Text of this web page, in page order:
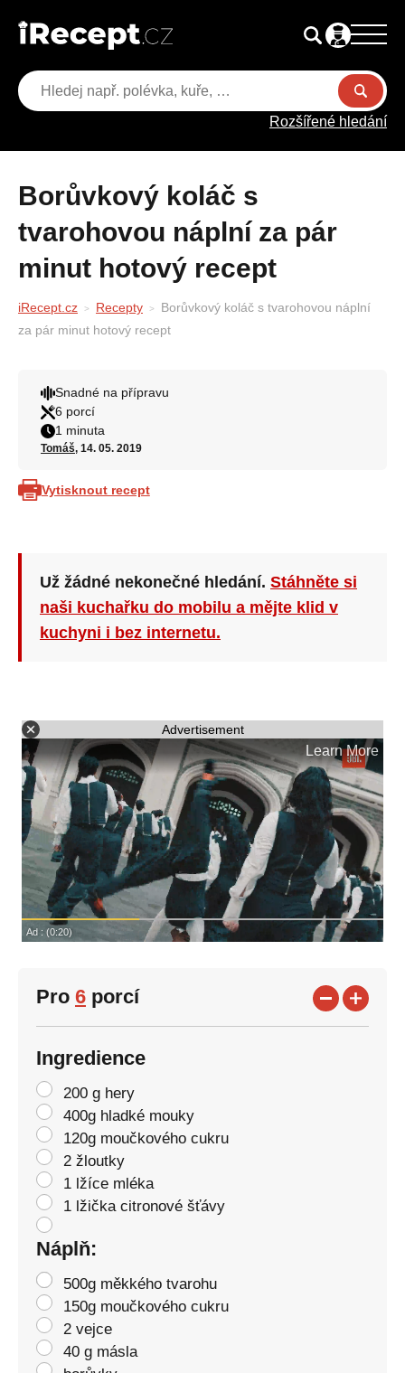
Rozšířené hledání
Borůvkový koláč s
tvarohovou náplní za pár
minut hotový recept
iRecept.cz Recepty
Borůvkový koláč s tvarohovou náplní
za pár minut hotový recept
Snadné na přípravu
6 porcí
1 minuta
Tomáš, 14. 05. 2019
Vytisknout recept
Už žádné nekonečné hledání. Stáhněte si
naši kuchařku do mobilu a mějte klid v
kuchyni i bez internetu.
Advertisement
Pro 6 porcí
Ingredience
200 g hery
400g hladké mouky
120g moučkového cukru
2 žloutky
1 lžíce mléka
1 lžička citronové šťávy
Náplň:
500g měkkého tvarohu
150g moučkového cukru
2 vejce
40 g másla